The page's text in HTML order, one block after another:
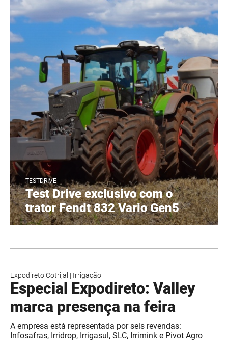
TESTDRIVE
Test Drive exclusivo com o
trator Fendt 832 Vario Gen5
Expodireto Cotrijal | Irrigação
Especial Expodireto: Valley
marca presença na feira
A empresa está representada por seis revendas:
Infosafras, Irridrop, Irrigasul, SLC, Irrimink e Pivot Agro